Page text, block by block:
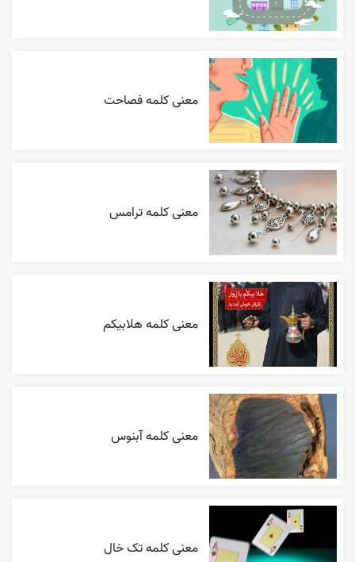
معنی کلمه فصاحت
معنی کلمه ترامس
معنی کلمه هلابیکم
معنی کلمه آبنوس
معنی کلمه تک خال